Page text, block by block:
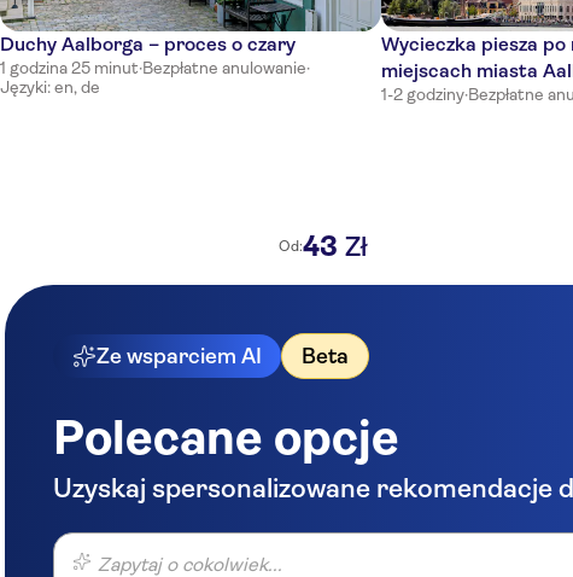
Duchy Aalborga – proces o czary
1 godzina 25 minut·Bezpłatne anulowanie·
Języki: en, de
Od:43 Zł
Wycieczka piesza po
miejscach miasta
przewodnikiem
1-2 godziny·Bezpłatne
Ze wsparciem AI Beta
Polecane opcje
Uzyskaj spersonalizowane rekomendacje
Zapytaj o cokolwiek...